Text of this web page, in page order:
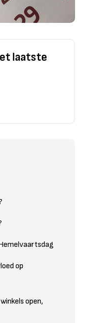
laatste
op
open,